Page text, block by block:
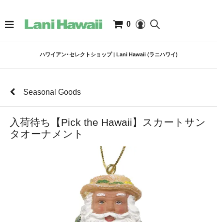
0
ハワイアン･セレクトショップ | Lani Hawaii (ラニハワイ)
Seasonal Goods
入荷待ち【Pick the Hawaii】スカートサン
タオーナメント